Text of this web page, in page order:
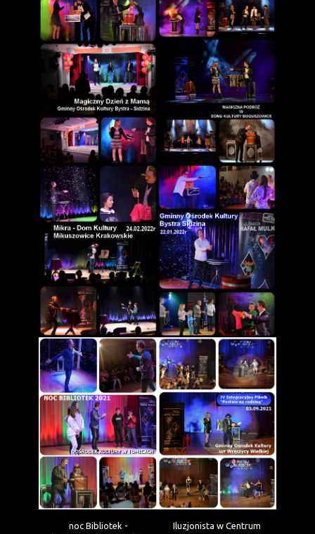
noc Bibliotek -
Iluzjonista w Centrum